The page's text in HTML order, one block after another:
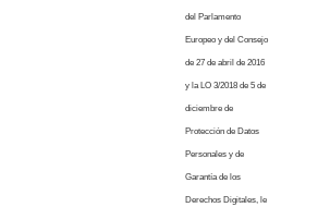
del Parlamento
Europeo y del Consejo
de 27 de abril de 2016
y la LO 3/2018 de 5 de
diciembre de
Protección de Datos
Personales y de
Garantía de los
Derechos Digitales, le